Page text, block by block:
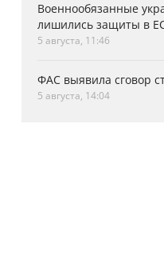
Военнообязанные
лишились защиты в
5 августа, 11:46
ФАС выявила сговор
5 августа, 14:04